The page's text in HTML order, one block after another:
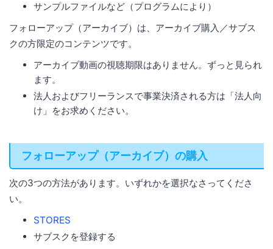
サンプルファイルなど（プログラムにより）
フォローアップ（アーカイブ）は、アーカイブ購入／サブス
クの方限定のコンテンツです。
アーカイブ動画の視聴期限はありません。ずっと見られ
ます。
法人およびフリーランスで事業決済される方は「法人向
け」をお求めください。
フォローアップ（アーカイブ）の購入
次の3つの方法があります。いずれかを選択なさってくださ
い。
STORES
サブスクを登録する